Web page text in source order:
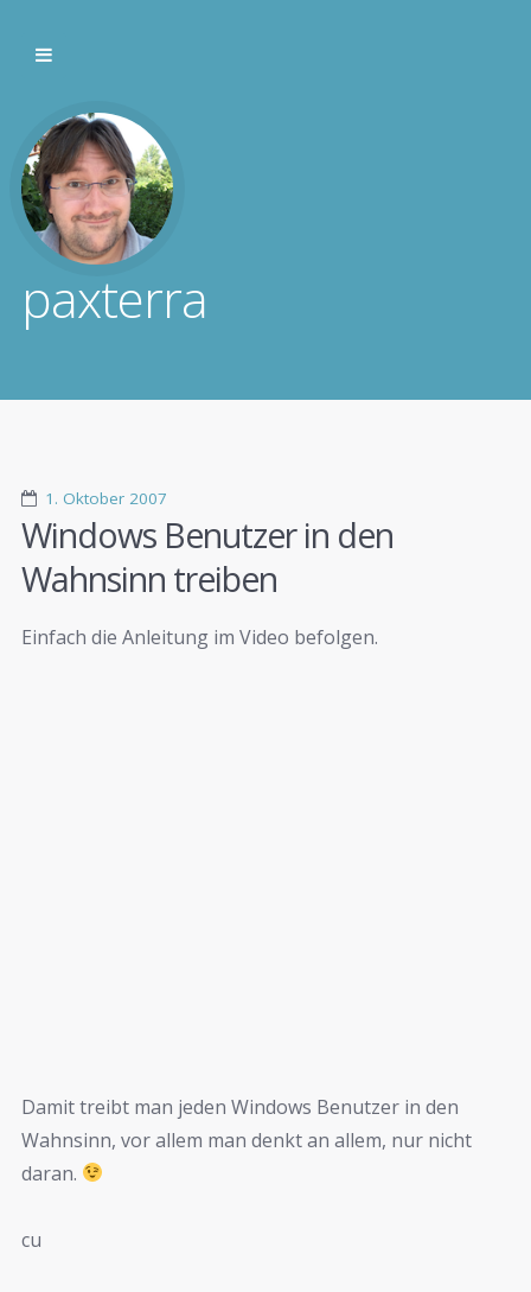
paxterra
1. Oktober 2007
Windows Benutzer in den
Wahnsinn treiben
Einfach die Anleitung im Video befolgen.
Damit treibt man jeden Windows Benutzer in den
Wahnsinn, vor allem man denkt an allem, nur nicht
daran.
cu